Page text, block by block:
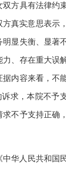
双方具有法律约
真实意思表示，
明显失衡、显著
力、存在重大误
据内容来看，不
求，本院不予
不予支持正确，
中华人民共和国